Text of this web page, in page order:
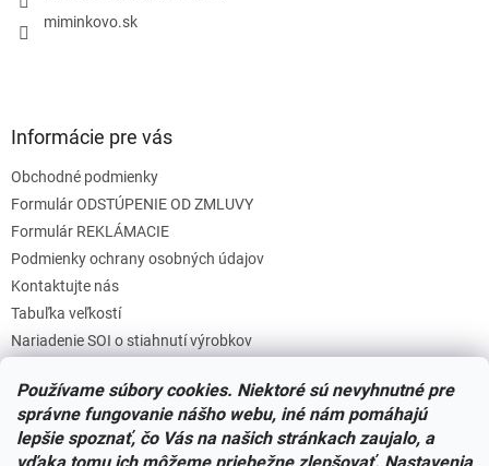
Používame súbory cookies. Niektoré sú nevyhnutné pre
správne fungovanie nášho webu, iné nám pomáhajú
lepšie spoznať, čo Vás na našich stránkach zaujalo, a
miminkovo.sk
Informácie pre vás
Obchodné podmienky
Formulár ODSTÚPENIE OD ZMLUVY
Formulár REKLÁMACIE
Podmienky ochrany osobných údajov
Kontaktujte nás
Tabuľka veľkostí
Nariadenie SOI o stiahnutí výrobkov
Zásady súborov COOKIES